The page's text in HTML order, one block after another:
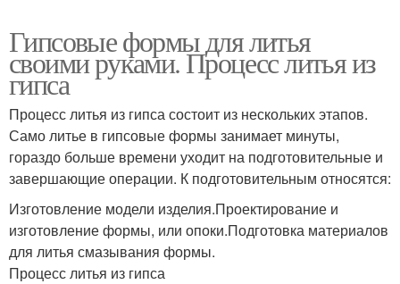
Гипсовые формы для литья
своими руками. Процесс литья из
гипса
Процесс литья из гипса состоит из нескольких этапов.
Само литье в гипсовые формы занимает минуты,
гораздо больше времени уходит на подготовительные и
завершающие операции. К подготовительным относятся:
Изготовление модели изделия.Проектирование и
изготовление формы, или опоки.Подготовка материалов
для литья смазывания формы.
Процесс литья из гипса